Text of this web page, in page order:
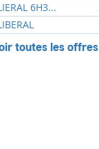
6H3...
toutes les offres